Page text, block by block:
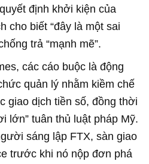
định khởi kiện của
cho biết “đây là một sai
trả “mạnh mẽ”.
các cáo buộc là động
quản lý nhằm kiềm chế
giao dịch tiền số, đồng thời
lớn” tuân thủ luật pháp Mỹ.
sáng lập FTX, sàn giao
trước khi nó nộp đơn phá